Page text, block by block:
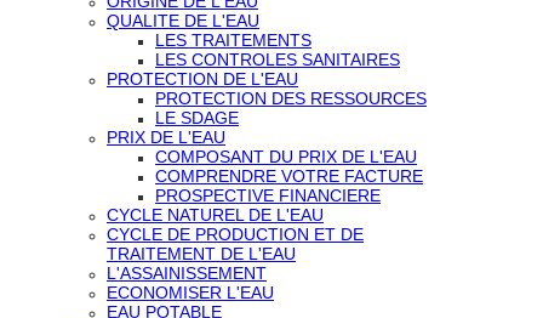
QUALITE DE L'EAU
LES TRAITEMENTS
LES CONTROLES SANITAIRES
PROTECTION DE L'EAU
PROTECTION DES RESSOURCES
LE SDAGE
PRIX DE L'EAU
COMPOSANT DU PRIX DE L'EAU
COMPRENDRE VOTRE FACTURE
PROSPECTIVE FINANCIERE
CYCLE NATUREL DE L'EAU
CYCLE DE PRODUCTION ET DE
TRAITEMENT DE L'EAU
L'ASSAINISSEMENT
ECONOMISER L'EAU
EAU POTABLE